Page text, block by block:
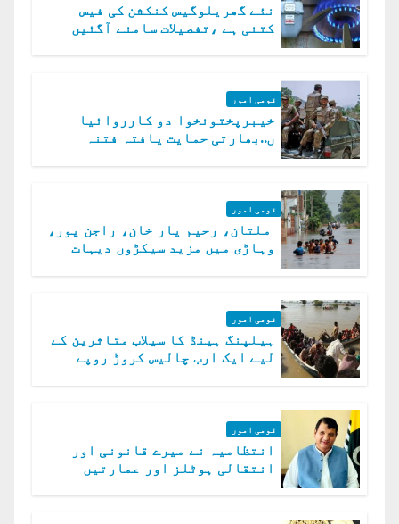
نئے گھریلوگیس کنکشن کی فیس
کتنی ہے ،تفصیلات سامنے آگئیں
قومی امور
خیبرپختونخوا دو کارروائیا
ں..بھارتی حمایت یافتہ فتنہ
قومی امور
ملتان، رحیم یار خان، راجن پور،
وہاڑی میں مزید سیکڑوں دیہات
قومی امور
ہیلپنگ ہینڈ کا سیلاب متاثرین کے
لیے ایک ارب چالیس کروڑ روپے
قومی امور
انتظامیہ نے میرے قانونی اور
انتقالی ہوٹلز اور عمارتیں